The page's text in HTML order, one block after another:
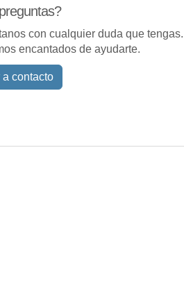
con cualquier duda que tengas.
encantados de ayudarte.
a contacto